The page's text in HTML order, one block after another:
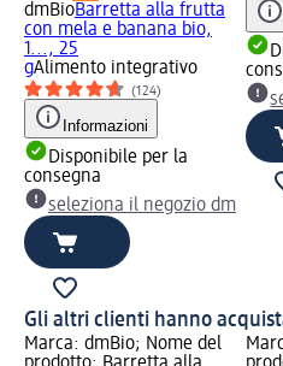
dmBioBarretta alla frutta
con mela e banana bio,
1..., 25
gAlimento integrativo
(124)
Informazioni
Disponibile per la
consegna
seleziona il negozio dm
Gli altri clienti hanno
Marca: dmBio; Nome del